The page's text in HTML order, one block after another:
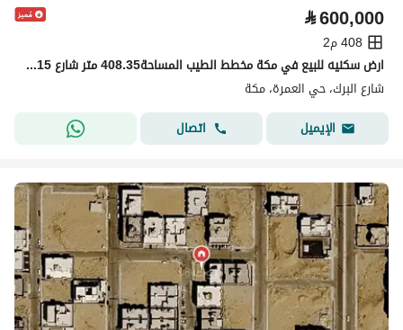
⃁600,000
408 م2
ارض سكنيه للبيع في مكة مخطط الطيب المساحة408.35 متر شارع 15 متر مطلوب 600 الف صافي بدون الضريبه و بدون العموله
شارع البرك، حي العمرة، مكة
الإيميل
اتصال